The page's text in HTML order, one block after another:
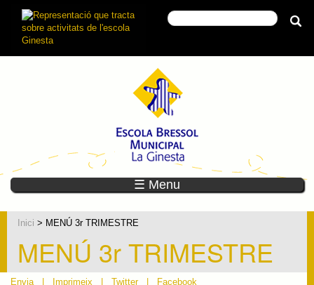
☰ Menu
Inici > MENÚ 3r TRIMESTRE
MENÚ 3r TRIMESTRE
Envia | Imprimeix | Twitter | Facebook